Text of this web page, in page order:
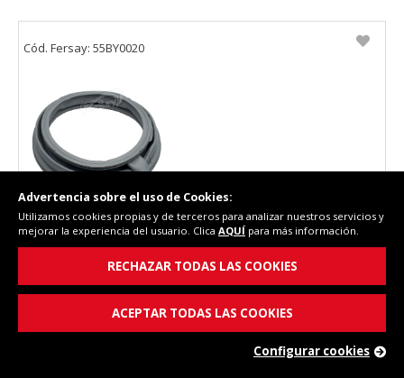
Goma escotilla para puerta lavadora Balay
3TS4100A /03, 686004.
Cód. Fersay: 55BY0020
Advertencia sobre el uso de Cookies:
Utilizamos cookies propias y de terceros para analizar nuestros servicios y
mejorar la experiencia del usuario. Clica AQUÍ para más información.
RECHAZAR TODAS LAS COOKIES
ACEPTAR TODAS LAS COOKIES
Configurar cookies